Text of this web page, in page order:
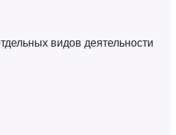
видов деятельности